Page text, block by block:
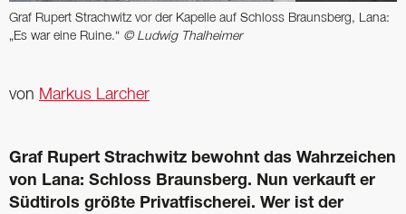
Graf Rupert Strachwitz vor der Kapelle auf Schloss Braunsberg, Lana:
„Es war eine Ruine.“ © Ludwig Thalheimer
von Markus Larcher
Graf Rupert Strachwitz bewohnt das Wahrzeichen
von Lana: Schloss Braunsberg. Nun verkauft er
Südtirols größte Privatfischerei. Wer ist der